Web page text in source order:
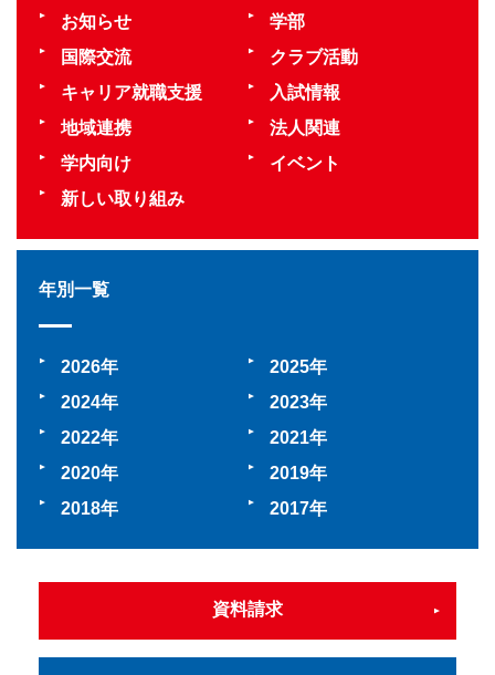
お知らせ
学部
国際交流
クラブ活動
キャリア就職支援
入試情報
地域連携
法人関連
学内向け
イベント
新しい取り組み
年別一覧
2026
2025
2024
2023
2022
2021
2020
2019
2018
2017
資料請求